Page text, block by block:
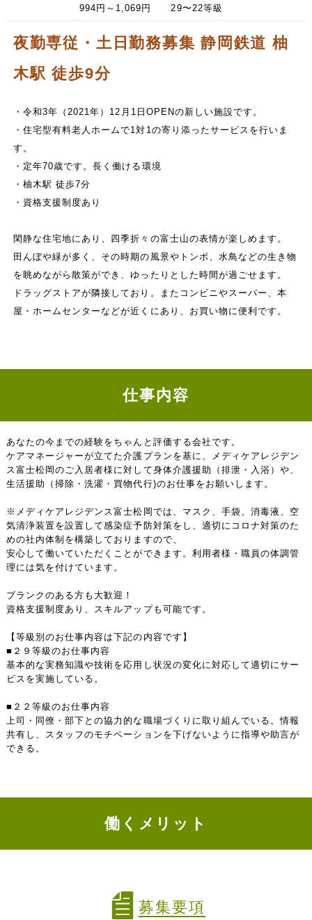
994円～1,069円 29〜22等級
夜勤専従・土日勤務募集 静岡鉄道 柚
木駅 徒歩9分
・令和3年（2021年）12月1日OPENの新しい施設です。
・住宅型有料老人ホームで1対1の寄り添ったサービスを行いま
す。
・定年70歳です。長く働ける環境
・柚木駅 徒歩7分
・資格支援制度あり
閑静な住宅地にあり、四季折々の富士山の表情が楽しめます。
田んぼや緑が多く、その時期の風景やトンボ、水鳥などの生き物
を眺めながら散策ができ、ゆったりとした時間が過ごせます。
ドラッグストアが隣接しており。またコンビニやスーパー、本
屋・ホームセンターなどが近くにあり、お買い物に便利です。
仕事内容
あなたの今までの経験をちゃんと評価する会社です。
ケアマネージャーが立てた介護プランを基に、メディケアレジデン
ス富士松岡のご入居者様に対して身体介護援助（排泄・入浴）や、
生活援助（掃除・洗濯・買物代行)のお仕事をお願いします。
※メディケアレジデンス富士松岡では、マスク、手袋、消毒液、空
気清浄装置を設置して感染症予防対策をし、適切にコロナ対策のた
めの社内体制を構築しておりますので、
安心して働いていただくことができます。利用者様・職員の体調管
理には気を付けています。
ブランクのある方も大歓迎！
資格支援制度あり、スキルアップも可能です。
【等級別のお仕事内容は下記の内容です】
■２９等級のお仕事内容
基本的な実務知識や技術を応用し状況の変化に対応して適切にサー
ビスを実施している。
■２２等級のお仕事内容
上司・同僚・部下との協力的な職場づくりに取り組んでいる。情報
共有し、スタッフのモチベーションを下げないように指導や助言が
できる。
働くメリット
募集要項